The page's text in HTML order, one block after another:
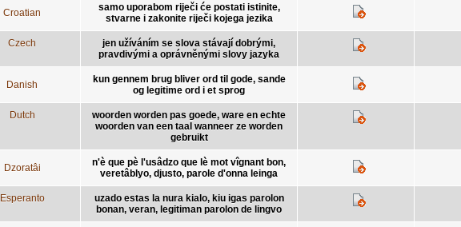
Croatian
samo uporabom riječi će postati istinite,
stvarne i zakonite riječi kojega jezika
Czech
jen užíváním se slova stávají dobrými,
pravdivými a oprávněnými slovy jazyka
Danish
kun gennem brug bliver ord til gode, sande
og legitime ord i et sprog
Dutch
woorden worden pas goede, ware en echte
woorden van een taal wanneer ze worden
gebruikt
Dzoratâi
n'è que pè l'usâdzo que lè mot vîgnant bon,
veretâblyo, djusto, parole d'onna leinga
Esperanto
uzado estas la nura kialo, kiu igas parolon
bonan, veran, legitiman parolon de lingvo